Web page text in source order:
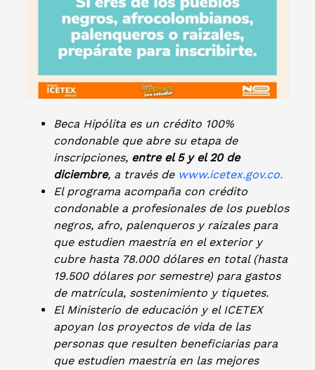
Beca Hipólita es un crédito 100%
condonable que abre su etapa de
inscripciones, entre el 5 y el 20 de
diciembre, a través de www.icetex.gov.co.
El programa acompaña con crédito
condonable a profesionales de los pueblos
negros, afro, palenqueros y raizales para
que estudien maestría en el exterior y
cubre hasta 78.000 dólares en total (hasta
19.500 dólares por semestre) para gastos
de matrícula, sostenimiento y tiquetes.
El Ministerio de educación y el ICETEX
apoyan los proyectos de vida de las
personas que resulten beneficiarias para
que estudien maestría en las mejores